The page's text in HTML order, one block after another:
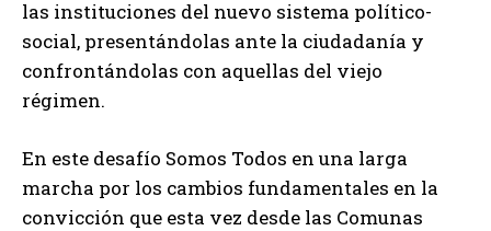
las instituciones del nuevo sistema político-
social, presentándolas ante la ciudadanía y
confrontándolas con aquellas del viejo
régimen.
En este desafío Somos Todos en una larga
marcha por los cambios fundamentales en la
convicción que esta vez desde las Comunas